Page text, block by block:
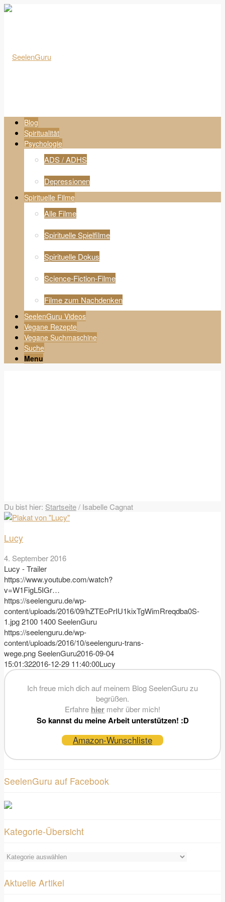
Blog
Spiritualität
Psychologie
ADS / ADHS
Depressionen
Spirituelle Filme
Alle Filme
Spirituelle Spielfilme
Spirituelle Dokus
Science-Fiction-Filme
Filme zum Nachdenken
SeelenGuru Videos
Vegane Rezepte
Vegane Suchmaschine
Suche
Menu
Du bist hier: Startseite/ Isabelle Cagnat
Lucy
4. September 2016
Lucy - Trailer
https://www.youtube.com/watch?
v=W1FigL5IGr…
https://seelenguru.de/wp-
content/uploads/2016/09/hZTEoPrIU1kixTgWimRreqdba0S-
1.jpg2100 1400SeelenGuru
https://seelenguru.de/wp-
content/uploads/2016/10/seelenguru-trans-
wege.pngSeelenGuru2016-09-04
15:01:322016-12-29 11:40:00Lucy
Ich freue mich dich auf meinem Blog SeelenGuru zu
begrüßen.
Erfahre hier mehr über mich!
So kannst du meine Arbeit unterstützen! :D
Amazon-Wunschliste
SeelenGuru auf Facebook
Kategorie-Übersicht
Kategorie-
Aktuelle Artikel